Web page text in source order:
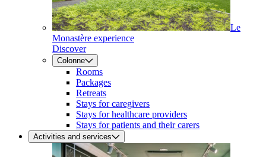
Le
Monastère experience
Discover
Colonne
Rooms
Packages
Retreats
Stays for caregivers
Stays for healthcare providers
Stays for patients and their carers
Activities and services